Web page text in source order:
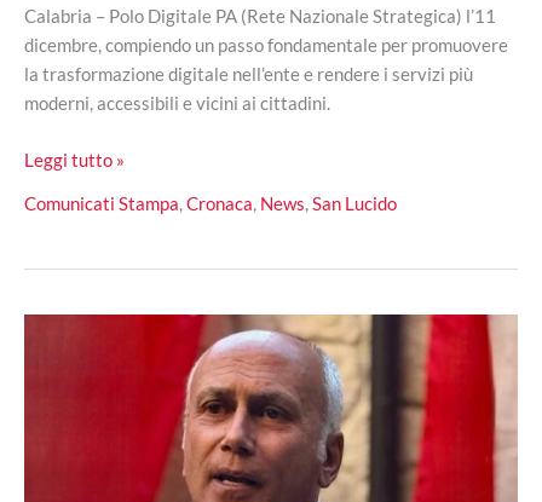
Calabria – Polo Digitale PA (Rete Nazionale Strategica) l’11
dicembre, compiendo un passo fondamentale per promuovere
la trasformazione digitale nell’ente e rendere i servizi più
moderni, accessibili e vicini ai cittadini.
San
accelera
digitalizzazione:
Leggi tutto »
Comunicati Stampa,Cronaca, News,San Lucido